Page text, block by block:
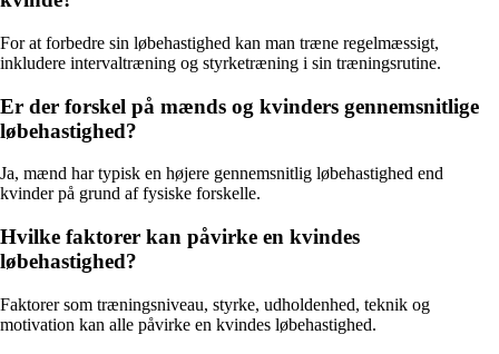
For at forbedre sin løbehastighed kan man træne regelmæssigt,
inkludere intervaltræning og styrketræning i sin træningsrutine.
Er der forskel på mænds og kvinders gennemsnitlige
løbehastighed?
Ja, mænd har typisk en højere gennemsnitlig løbehastighed end
kvinder på grund af fysiske forskelle.
Hvilke faktorer kan påvirke en kvindes
løbehastighed?
Faktorer som træningsniveau, styrke, udholdenhed, teknik og
motivation kan alle påvirke en kvindes løbehastighed.